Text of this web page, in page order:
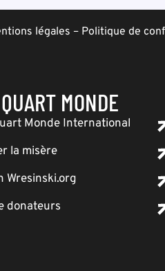
légales – Politique de
MONDE
Monde International
la misère
Wresinski.org
donateurs